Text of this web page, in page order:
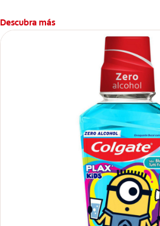
Descubra más